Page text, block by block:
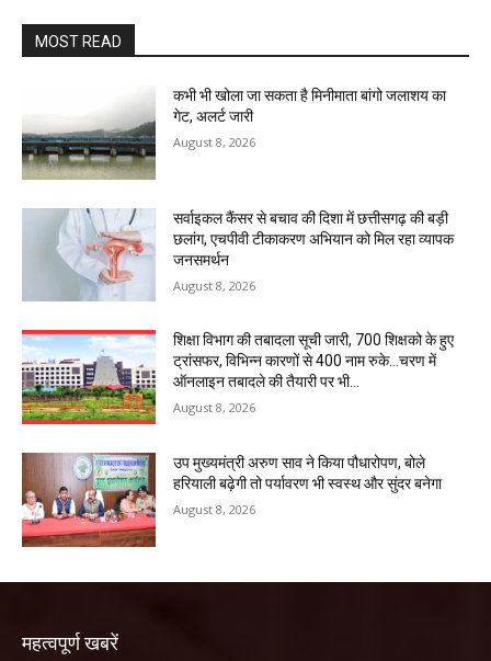
MOST READ
कभी भी खोला जा सकता है मिनीमाता बांगो जलाशय का
गेट, अलर्ट जारी
August 8, 2026
सर्वाइकल कैंसर से बचाव की दिशा में छत्तीसगढ़ की बड़ी
छलांग, एचपीवी टीकाकरण अभियान को मिल रहा व्यापक
जनसमर्थन
August 8, 2026
शिक्षा विभाग की तबादला सूची जारी, 700 शिक्षको के हुए
ट्रांसफर, विभिन्न कारणों से 400 नाम रुके…चरण में
ऑनलाइन तबादले की तैयारी पर भी...
August 8, 2026
उप मुख्यमंत्री अरुण साव ने किया पौधारोपण, बोले
हरियाली बढ़ेगी तो पर्यावरण भी स्वस्थ और सुंदर बनेगा
August 8, 2026
महत्वपूर्ण खबरें